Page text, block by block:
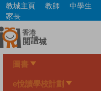
Skip
main
content
教城主頁 教師 中學生
家長
圖書
e悅讀學校計劃